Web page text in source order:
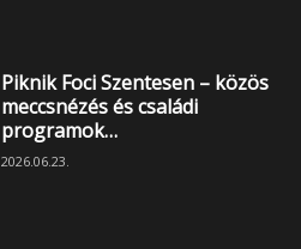
Piknik Foci Szentesen – közös
meccsnézés és családi
programok…
2026.06.23.